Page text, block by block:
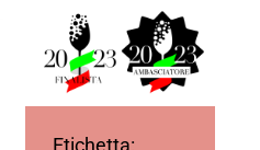
Etichetta: